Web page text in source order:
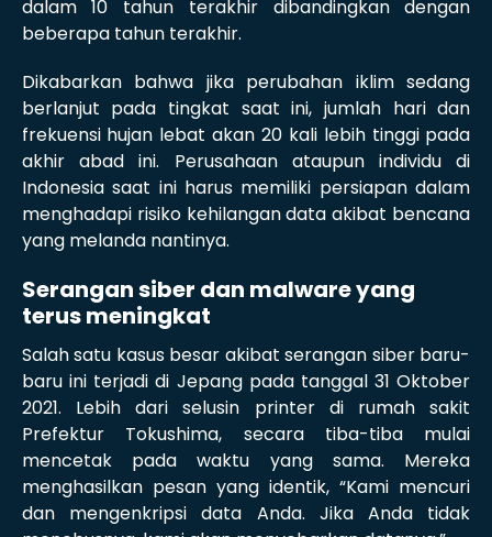
dalam 10 tahun terakhir dibandingkan dengan
beberapa tahun terakhir.
Dikabarkan bahwa jika perubahan iklim sedang
berlanjut pada tingkat saat ini, jumlah hari dan
frekuensi hujan lebat akan 20 kali lebih tinggi pada
akhir abad ini. Perusahaan ataupun individu di
Indonesia saat ini harus memiliki persiapan dalam
menghadapi risiko kehilangan data akibat bencana
yang melanda nantinya.
Serangan siber dan malware yang
terus meningkat
Salah satu kasus besar akibat serangan siber baru-
baru ini terjadi di Jepang pada tanggal 31 Oktober
2021. Lebih dari selusin printer di rumah sakit
Prefektur Tokushima, secara tiba-tiba mulai
mencetak pada waktu yang sama. Mereka
menghasilkan pesan yang identik, “Kami mencuri
dan mengenkripsi data Anda. Jika Anda tidak